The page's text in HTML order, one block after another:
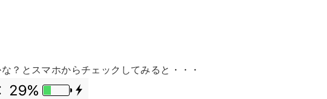
？とスマホからチェックしてみると・・・